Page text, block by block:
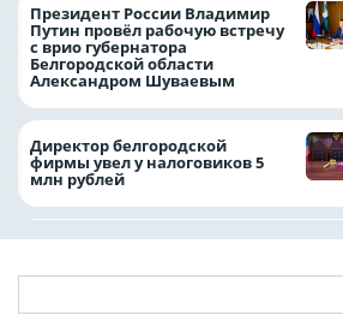
Президент России Владимир
Путин провёл рабочую встречу
с врио губернатора
Белгородской области
Александром Шуваевым
Директор белгородской
фирмы увел у налоговиков 5
млн рублей